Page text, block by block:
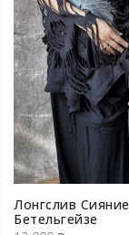
Лонгслив Сияние
Бетельгейзе